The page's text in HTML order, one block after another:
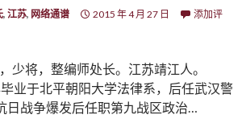
, 江苏, 网络通谱 2015 年 4 月 27 日
添加评
少将，整编师处长。江苏靖江人。
业于北平朝阳大学法律系，后任武汉警
日战争爆发后任职第九战区政治…